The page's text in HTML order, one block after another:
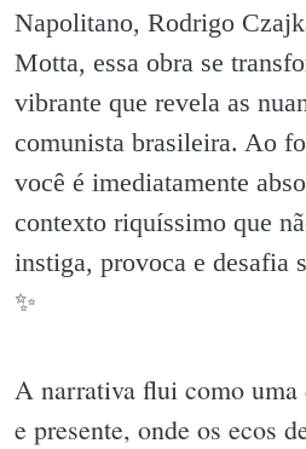
Napolitano, Rodrigo
Motta, essa obra se
vibrante que revela as
comunista brasileira. Ao
você é imediatamente
contexto riquíssimo que
instiga, provoca e desafia
✨️
A narrativa flui como uma
e presente, onde os ecos